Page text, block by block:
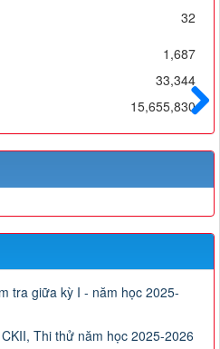
32
1,687
33,344
15,655,830
tra giữa kỳ I - năm học 2025-
Thi thử năm học 2025-2026